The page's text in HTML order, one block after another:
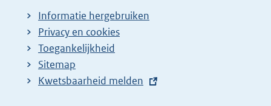
Informatie hergebruiken
Privacy en cookies
Toegankelijkheid
Sitemap
E
Kwetsbaarheid melden